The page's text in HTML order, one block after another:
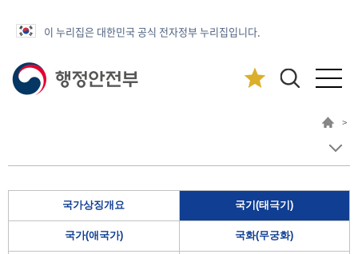
이 누리집은 대한민국 공식 전자정부 누리집입니다.
>
국가상징개요 국기(태극기)
국가(애국가) 국화(무궁화)